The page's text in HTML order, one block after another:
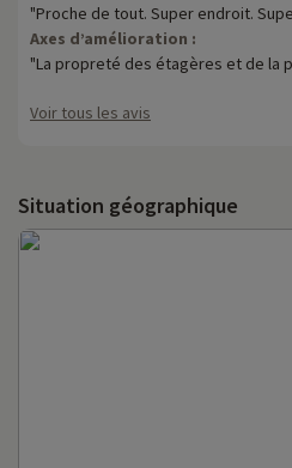
"Proche de tout. Super endroit.
Axes d’amélioration :
"La propreté des étagères et de la
Voir tous les avis
Situation géographique